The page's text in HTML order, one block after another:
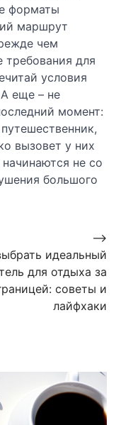
форматы
маршрут
чем
требования для
условия
еще – не
момент:
вызовет у них
не со
большого
идеальный
для отдыха за
советы и
лайфхаки
⟶